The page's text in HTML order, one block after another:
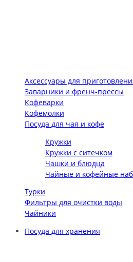
Аксессуары для
Заварники и френч-прессы
Кофеварки
Кофемолки
Посуда для чая и кофе
Кружки
Кружки с ситечком
Чашки и блюдца
Чайные и кофейные
Турки
Фильтры для очистки воды
Чайники
Посуда для хранения